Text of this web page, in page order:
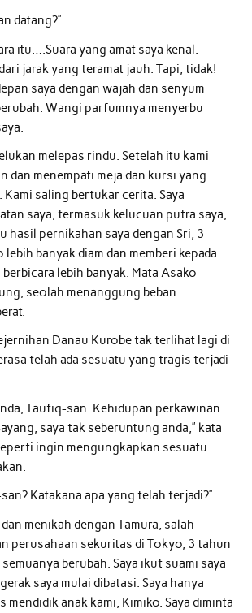
datang?”
itu….Suara yang amat saya kenal.
jarak yang teramat jauh. Tapi, tidak!
saya dengan wajah dan senyum
Wangi parfumnya menyerbu
melepas rindu. Setelah itu kami
dan menempati meja dan kursi yang
Kami saling bertukar cerita. Saya
saya, termasuk kelucuan putra saya,
hasil pernikahan saya dengan Sri, 3
banyak diam dan memberi kepada
berbicara lebih banyak. Mata Asako
seolah menanggung beban
Danau Kurobe tak terlihat lagi di
telah ada sesuatu yang tragis terjadi
Taufiq-san. Kehidupan perkawinan
saya tak seberuntung anda,” kata
ingin mengungkapkan sesuatu
Katakana apa yang telah terjadi?”
dan menikah dengan Tamura, salah
perusahaan sekuritas di Tokyo, 3 tahun
berubah. Saya ikut suami saya
saya mulai dibatasi. Saya hanya
anak kami, Kimiko. Saya diminta